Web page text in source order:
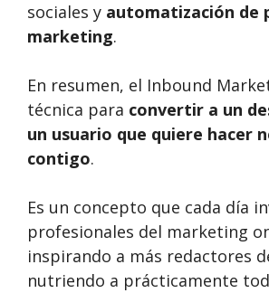
sociales y automatización de
marketing.
En resumen, el Inbound
técnica para convertir a un
un usuario que quiere hacer
contigo.
Es un concepto que cada día
profesionales del marketing
inspirando a más redactores
nutriendo a prácticamente